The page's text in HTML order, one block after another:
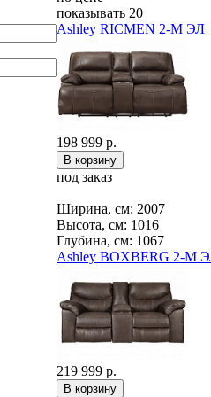
показывать 20
Ashley RICMEN 2-М ЭЛ
198 999 р.
под заказ
Ширина, см: 2007
Высота, см: 1016
Глубина, см: 1067
Ashley BOXBERG 2-М
219 999 р.